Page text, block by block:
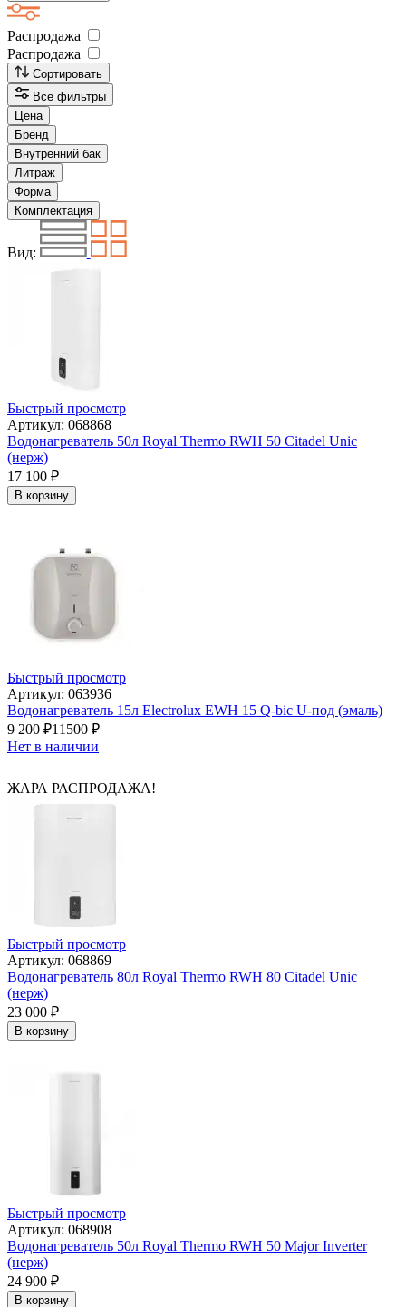
Распродажа
Распродажа
Сортировать
Все фильтры
Цена
Бренд
Внутренний бак
Литраж
Форма
Комплектация
Вид:
Быстрый просмотр
Артикул: 068868
Водонагреватель 50л Royal Thermo RWH 50 Citadel Unic
(нерж)
17 100 ₽
В корзину
Быстрый просмотр
Артикул: 063936
Водонагреватель 15л Electrolux EWH 15 Q-bic U-под (эмаль)
9 200 ₽11500 ₽
Нет в наличии
ЖАРА РАСПРОДАЖА!
Быстрый просмотр
Артикул: 068869
Водонагреватель 80л Royal Thermo RWH 80 Citadel Unic
(нерж)
23 000 ₽
В корзину
Быстрый просмотр
Артикул: 068908
Водонагреватель 50л Royal Thermo RWH 50 Major Inverter
(нерж)
24 900 ₽
В корзину